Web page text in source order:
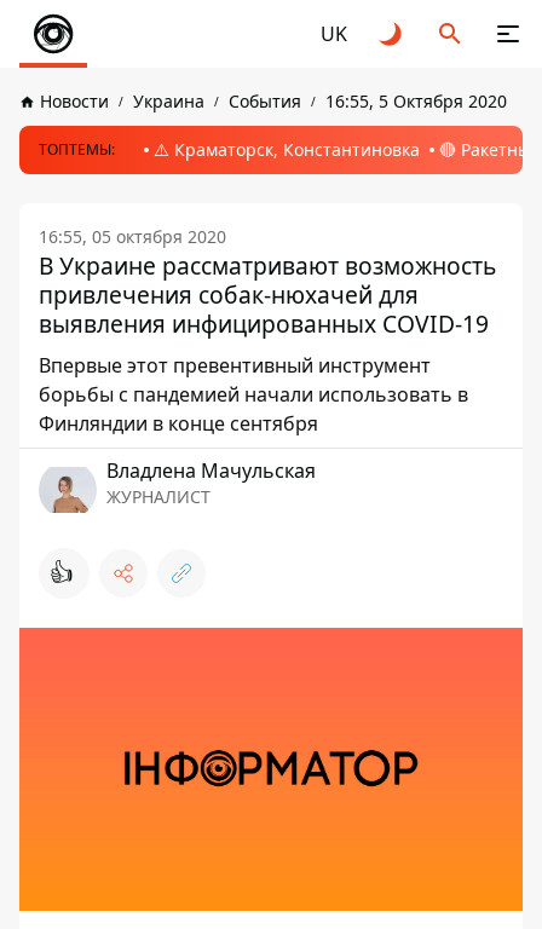
UK
Новости Украина События 16:55, 5 Октября 2020
ТОПТЕМЫ: ⚠️ Краматорск, Константиновка 🔴
16:55, 05 октября 2020
В Украине рассматривают возможность
привлечения собак-нюхачей для
выявления инфицированных COVID-19
Впервые этот превентивный инструмент
борьбы с пандемией начали использовать в
Финляндии в конце сентября
Владлена Мачульская
ЖУРНАЛИСТ
👍